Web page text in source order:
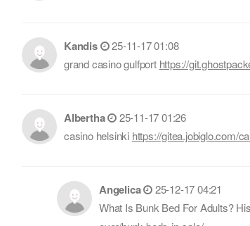
Kandis
25-11-17 01:08
grand casino gulfport https://
Albertha
25-11-17 01:26
casino helsinki https://gitea.jobiglo.com/
Angelica
25-12-17 04:21
What Is Bunk Bed For Adults?